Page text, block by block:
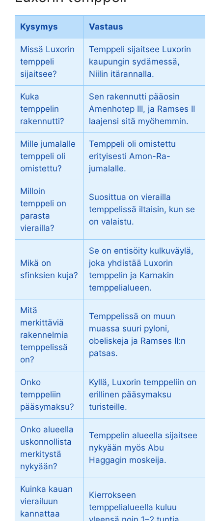
Kysymys Vastaus
Missä Luxorin
temppeli
sijaitsee?
Temppeli sijaitsee Luxorin
kaupungin sydämessä,
Niilin itärannalla.
Kuka
temppelin
rakennutti?
Sen rakennutti pääosin
Amenhotep III, ja Ramses II
laajensi sitä myöhemmin.
Mille jumalalle
temppeli oli
omistettu?
Temppeli oli omistettu
erityisesti Amon-Ra-
jumalalle.
Milloin
temppeli on
parasta
vierailla?
Suosittua on vierailla
temppelissä iltaisin, kun se
on valaistu.
Mikä on
sfinksien kuja?
Se on entisöity kulkuväylä,
joka yhdistää Luxorin
temppelin ja Karnakin
temppelialueen.
Mitä
merkittäviä
rakennelmia
temppelissä
on?
Temppelissä on muun
muassa suuri pyloni,
obeliskeja ja Ramses II:n
patsas.
Onko
temppeliin
pääsymaksu?
Kyllä, Luxorin temppeliin on
erillinen pääsymaksu
turisteille.
Onko alueella
uskonnollista
merkitystä
nykyään?
Temppelin alueella sijaitsee
nykyään myös Abu
Haggagin moskeija.
Kuinka kauan
vierailuun
kannattaa
Kierrokseen
temppelialueella kuluu